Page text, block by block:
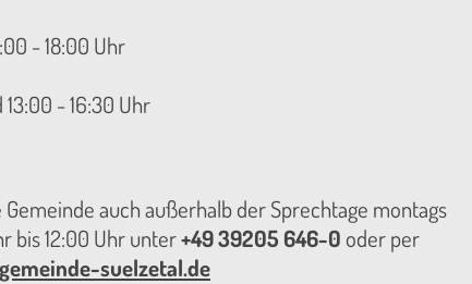
- 18:00 Uhr
- 16:30 Uhr
auch außerhalb der Sprechtage montags
bis 12:00 Uhr unter+49 39205 646-0 oder per
suelzetal.de